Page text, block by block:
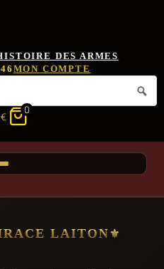
DES ARMES
MON COMPTE
€
0
LAITON